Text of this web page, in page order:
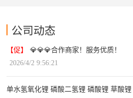
公司动态
【促】
💎💎💎合作商家！服务优质！
2026/4/2 9:56:21
单水氢氧化锂 磷酸二氢锂 磷酸锂 草酸